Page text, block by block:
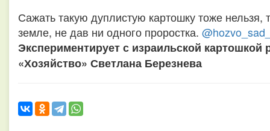
Сажать такую дуплистую картошку тоже нельзя,
земле, не дав ни одного проростка.
Экспериментирует с израильской картошкой
«Хозяйство» Светлана Березнева